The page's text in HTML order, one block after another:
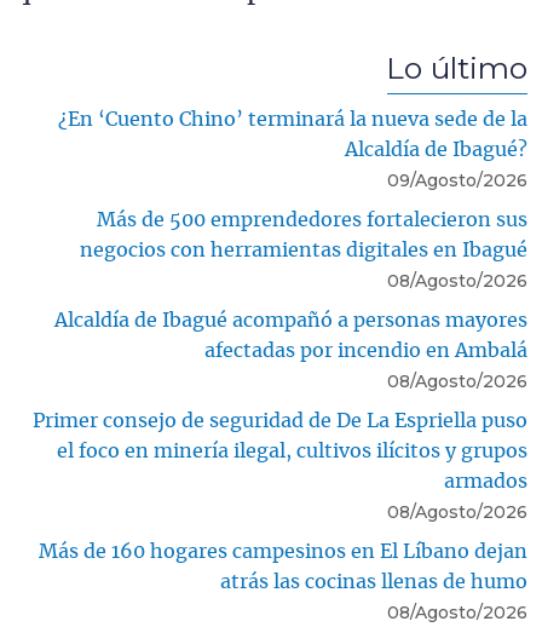
Lo último
¿En ‘Cuento Chino’ terminará la nueva sede de la
Alcaldía de Ibagué?
09/Agosto/2026
Más de 500 emprendedores fortalecieron sus
negocios con herramientas digitales en Ibagué
08/Agosto/2026
Alcaldía de Ibagué acompañó a personas mayores
afectadas por incendio en Ambalá
08/Agosto/2026
Primer consejo de seguridad de De La Espriella puso
el foco en minería ilegal, cultivos ilícitos y grupos
armados
08/Agosto/2026
Más de 160 hogares campesinos en El Líbano dejan
atrás las cocinas llenas de humo
08/Agosto/2026